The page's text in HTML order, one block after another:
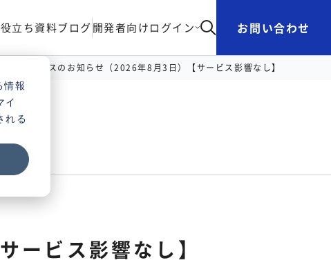
情報
イ
れる
立ち資料ブログ開発者向けログイン お問い合わせ
メンテナンスのお知らせ（2026年8月3日）【サービス影響なし】
ービス影響なし】